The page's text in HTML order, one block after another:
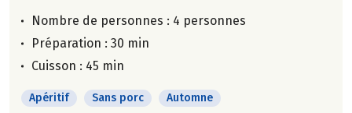
Nombre de personnes : 4 personnes
Préparation : 30 min
Cuisson : 45 min
Apéritif Sans porc Automne